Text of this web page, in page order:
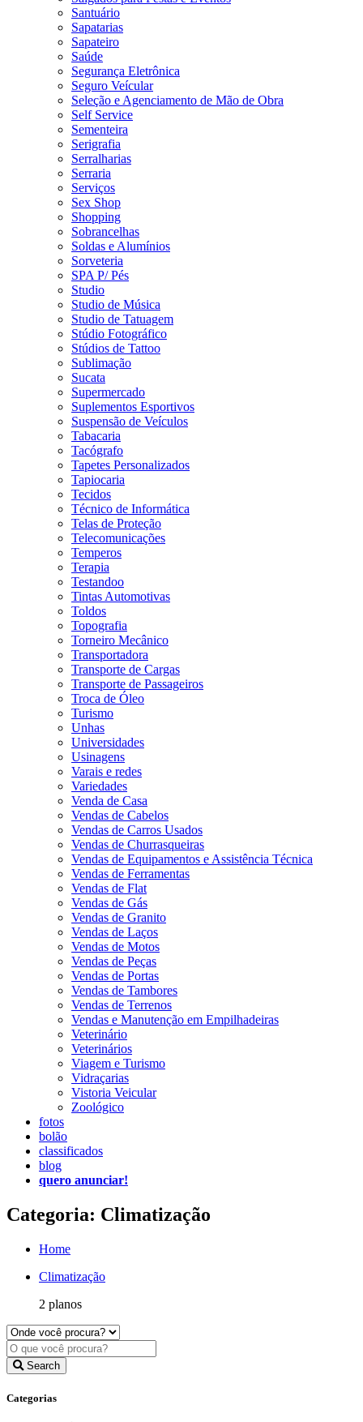
Santuário
Sapatarias
Sapateiro
Saúde
Segurança Eletrônica
Seguro Veícular
Seleção e Agenciamento de Mão de Obra
Self Service
Sementeira
Serigrafia
Serralharias
Serraria
Serviços
Sex Shop
Shopping
Sobrancelhas
Soldas e Alumínios
Sorveteria
SPA P/ Pés
Studio
Studio de Música
Studio de Tatuagem
Stúdio Fotográfico
Stúdios de Tattoo
Sublimação
Sucata
Supermercado
Suplementos Esportivos
Suspensão de Veículos
Tabacaria
Tacógrafo
Tapetes Personalizados
Tapiocaria
Tecidos
Técnico de Informática
Telas de Proteção
Telecomunicações
Temperos
Terapia
Testandoo
Tintas Automotivas
Toldos
Topografia
Torneiro Mecânico
Transportadora
Transporte de Cargas
Transporte de Passageiros
Troca de Óleo
Turismo
Unhas
Universidades
Usinagens
Varais e redes
Variedades
Venda de Casa
Vendas de Cabelos
Vendas de Carros Usados
Vendas de Churrasqueiras
Vendas de Equipamentos e Assistência Técnica
Vendas de Ferramentas
Vendas de Flat
Vendas de Gás
Vendas de Granito
Vendas de Laços
Vendas de Motos
Vendas de Peças
Vendas de Portas
Vendas de Tambores
Vendas de Terrenos
Vendas e Manutenção em Empilhadeiras
Veterinário
Veterinários
Viagem e Turismo
Vidraçarias
Vistoria Veicular
Zoológico
fotos
bolão
classificados
blog
quero anunciar!
Categoria: Climatização
Home
Climatização
2 planos
Search
Categorias